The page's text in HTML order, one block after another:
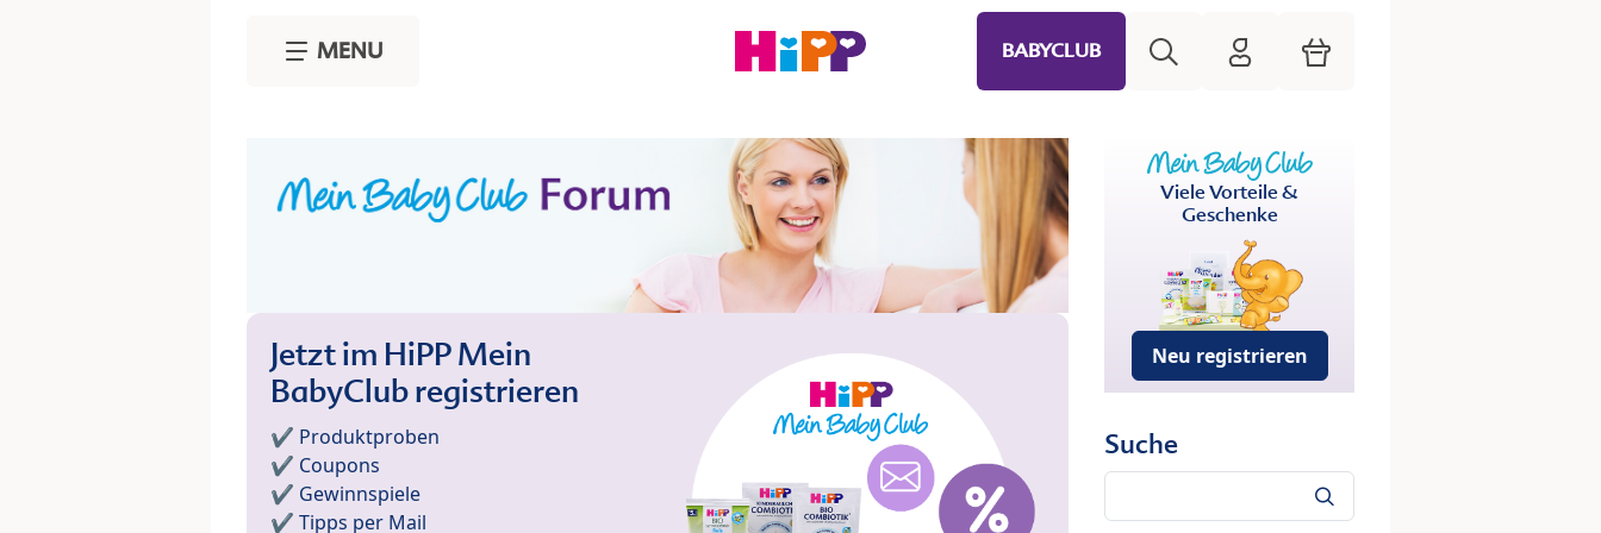
MENU BABYCLUB HiPP Mein Babyclub
Warenkorb
Jetzt im HiPP Mein
BabyClub registrieren
✔️ Produktproben
✔️ Coupons
✔️ Gewinnspiele
✔️ Tipps per Mail
Viele Vorteile &
Geschenke
Neu registrieren
Suche